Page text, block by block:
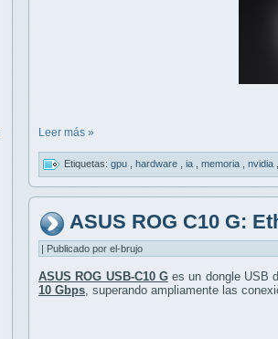
Leer más »
Etiquetas: gpu hardware ia memoria nvidia
ASUS ROG C10 G:
| Publicado por el-brujo
ASUS ROG USB-C10 Ges un dongle USB
10 Gbps, superando ampliamente las